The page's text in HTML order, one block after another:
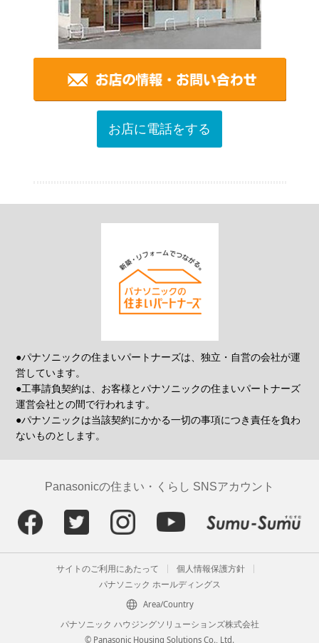
お店に電話をする
●パナソニックの住まいパートナーズは、独立・自営の会社が運
営しています。
●工事請負契約は、お客様とパナソニックの住まいパートナーズ
運営会社との間で行われます。
●パナソニックは当該契約にかかる一切の事項につき責任を負わ
ないものとします。
Panasonicの住まい・くらし SNSアカウント
サイトのご利用にあたって
個人情報保護方針
パナソニック ホールディングス
Area/Country
パナソニック ハウジングソリューションズ株式会社
© Panasonic Housing Solutions Co., Ltd.